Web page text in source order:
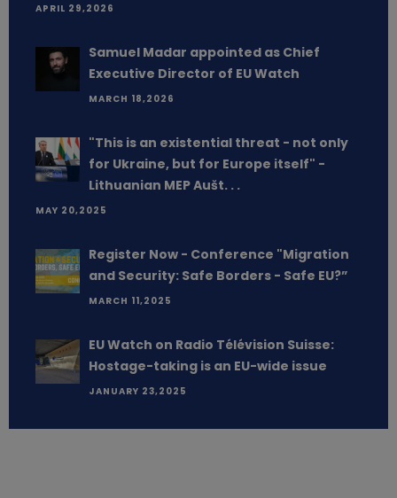
APRIL 29,2026
Samuel Madar appointed as Chief
Executive Director of EU Watch
MARCH 18,2026
"This is an existential threat - not only
for Ukraine, but for Europe itself" -
Lithuanian MEP Aušt. . .
MAY 20,2025
Register Now - Conference "Migration
and Security: Safe Borders - Safe EU?”
MARCH 11,2025
EU Watch on Radio Télévision Suisse:
Hostage-taking is an EU-wide issue
JANUARY 23,2025